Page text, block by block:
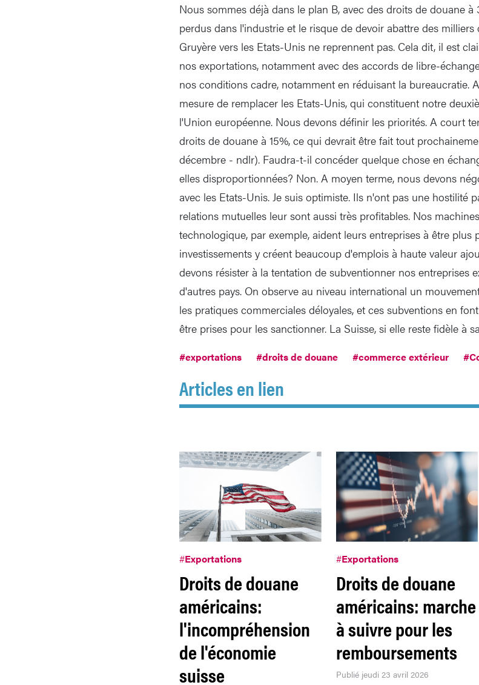
Nous sommes déjà dans le plan B, avec des droits de douane
perdus dans l'industrie et le risque de devoir abattre des
Gruyère vers les Etats-Unis ne reprennent pas. Cela dit, il est
nos exportations, notamment avec des accords de libre-
nos conditions cadre, notamment en réduisant la bureaucratie.
mesure de remplacer les Etats-Unis, qui constituent notre
l'Union européenne. Nous devons définir les priorités. A court
droits de douane à 15%, ce qui devrait être fait tout
décembre - ndlr). Faudra-t-il concéder quelque chose en
elles disproportionnées? Non. A moyen terme, nous devons
avec les Etats-Unis. Je suis optimiste. Ils n'ont pas une hostilité
relations mutuelles leur sont aussi très profitables. Nos
technologique, par exemple, aident leurs entreprises à être plus
investissements y créent beaucoup d'emplois à haute valeur
devons résister à la tentation de subventionner nos entreprises
d'autres pays. On observe au niveau international un
les pratiques commerciales déloyales, et ces subventions en
être prises pour les sanctionner. La Suisse, si elle reste fidèle à
#exportations #droits de douane #commerce extérieur
Articles en lien
#Exportations
Droits de douane
américains:
l'incompréhension
de l'économie
suisse
#Exportations
Droits de douane
américains: marche
à suivre pour les
remboursements
Publié jeudi 23 avril 2026